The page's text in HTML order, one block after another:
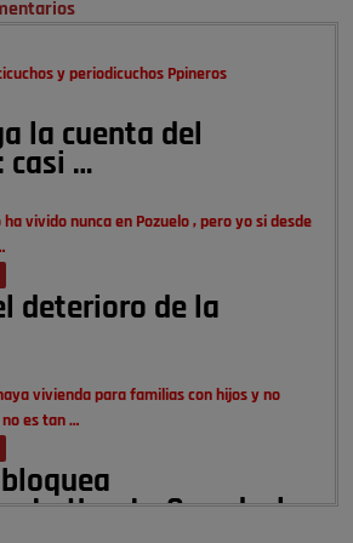
y periodicuchos Ppineros
la cuenta del
casi …
vivido nunca en Pozuelo , pero yo si desde
deterioro de la
vivienda para familias con hijos y no
es tan …
Huerta Grande: las